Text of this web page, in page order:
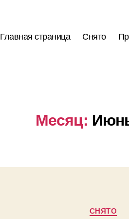
Главная страница Снято
Месяц:
Рубрики
СНЯТО